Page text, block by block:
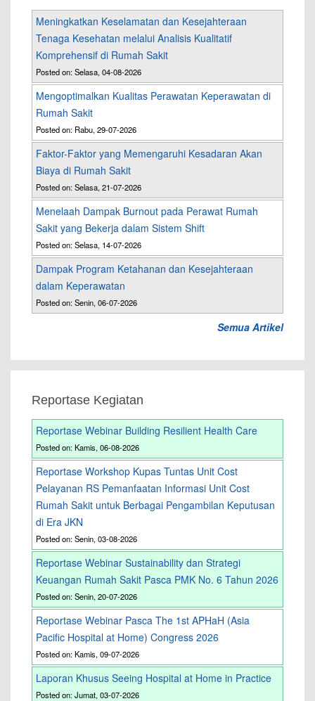
Meningkatkan Keselamatan dan Kesejahteraan
Tenaga Kesehatan melalui Analisis Kualitatif
Komprehensif di Rumah Sakit
Posted on: Selasa, 04-08-2026
Mengoptimalkan Kualitas Perawatan Keperawatan di
Rumah Sakit
Posted on: Rabu, 29-07-2026
Faktor-Faktor yang Memengaruhi Kesadaran Akan
Biaya di Rumah Sakit
Posted on: Selasa, 21-07-2026
Menelaah Dampak Burnout pada Perawat Rumah
Sakit yang Bekerja dalam Sistem Shift
Posted on: Selasa, 14-07-2026
Dampak Program Ketahanan dan Kesejahteraan
dalam Keperawatan
Posted on: Senin, 06-07-2026
Semua Artikel
Reportase Kegiatan
Reportase Webinar Building Resilient Health Care
Posted on: Kamis, 06-08-2026
Reportase Workshop Kupas Tuntas Unit Cost
Pelayanan RS Pemanfaatan Informasi Unit Cost
Rumah Sakit untuk Berbagai Pengambilan Keputusan
di Era JKN
Posted on: Senin, 03-08-2026
Reportase Webinar Sustainability dan Strategi
Keuangan Rumah Sakit Pasca PMK No. 6 Tahun 2026
Posted on: Senin, 20-07-2026
Reportase Webinar Pasca The 1st APHaH (Asia
Pacific Hospital at Home) Congress 2026
Posted on: Kamis, 09-07-2026
Laporan Khusus Seeing Hospital at Home in Practice
Posted on: Jumat, 03-07-2026